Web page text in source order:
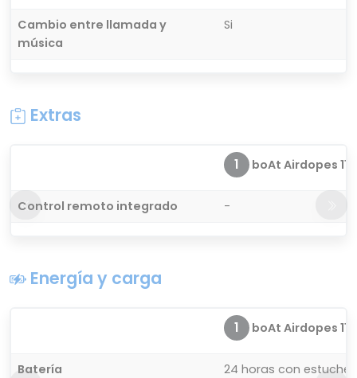
Cambio entre llamada y
música
Si
Extras
1 boAt Airdopes 115
Control remoto integrado -
Energía y carga
1 boAt Airdopes 115
Batería
24 horas con estuche